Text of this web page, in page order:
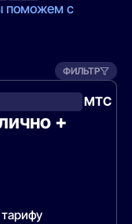
поможем с
ФИЛЬТР
МТС
+